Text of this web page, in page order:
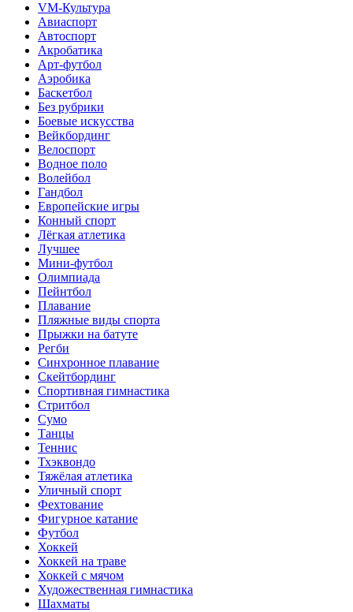
VM-Культура
Авиаспорт
Автоспорт
Акробатика
Арт-футбол
Аэробика
Баскетбол
Без рубрики
Боевые искусства
Вейкбординг
Велоспорт
Водное поло
Волейбол
Гандбол
Европейские игры
Конный спорт
Лёгкая атлетика
Лучшее
Мини-футбол
Олимпиада
Пейнтбол
Плавание
Пляжные виды спорта
Прыжки на батуте
Регби
Синхронное плавание
Скейтбординг
Спортивная гимнастика
Стритбол
Сумо
Танцы
Теннис
Тхэквондо
Тяжёлая атлетика
Уличный спорт
Фехтование
Фигурное катание
Футбол
Хоккей
Хоккей на траве
Хоккей с мячом
Художественная гимнастика
Шахматы